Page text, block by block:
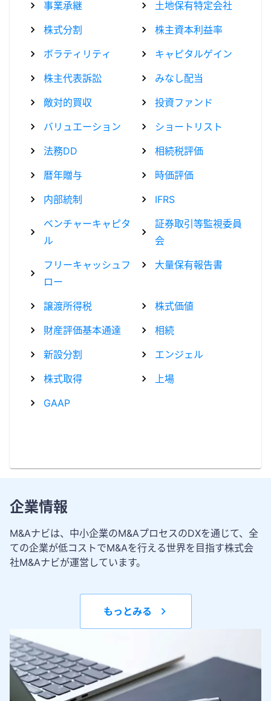
事業承継
土地保有特定会社
株式分割
株主資本利益率
ボラティリティ
キャピタルゲイン
株主代表訴訟
みなし配当
敵対的買収
投資ファンド
バリュエーション
ショートリスト
法務DD
相続税評価
暦年贈与
時価評価
内部統制
IFRS
ベンチャーキャピタ
ル
証券取引等監視委員
会
フリーキャッシュフ
ロー
大量保有報告書
譲渡所得税
株式価値
財産評価基本通達
相続
新設分割
エンジェル
株式取得
上場
GAAP
企業情報
M&Aナビは、中小企業のM&AプロセスのDXを通じて、全
ての企業が低コストでM&Aを行える世界を目指す株式会
社M&Aナビが運営しています。
もっとみる